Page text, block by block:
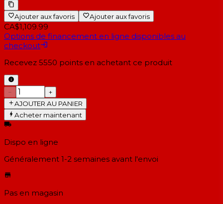
Ajouter aux favoris Ajouter aux favoris
CA$1,109.99
Options de financement en ligne disponibles au
checkout
Recevez 5550 points en achetant ce produit
−
+
AJOUTER AU PANIER
Acheter maintenant
Dispo en ligne
Généralement 1-2 semaines avant l'envoi
Pas en magasin